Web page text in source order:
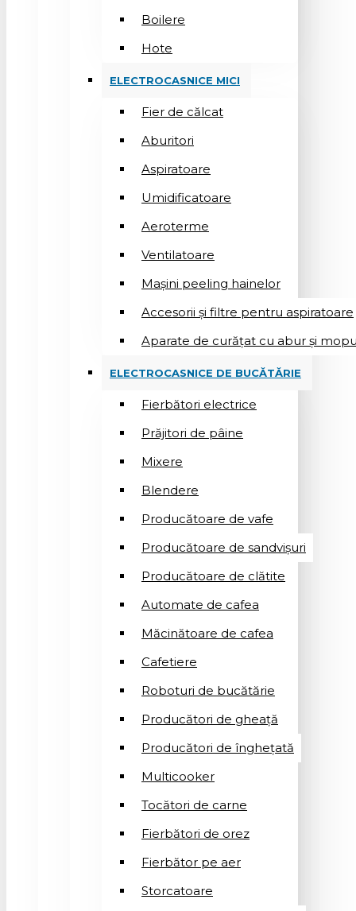
Boilere
Hote
ELECTROCASNICE MICI
Fier de călcat
Aburitori
Aspiratoare
Umidificatoare
Aeroterme
Ventilatoare
Mașini peeling hainelor
Accesorii și filtre pentru aspiratoare
Aparate de curățat cu abur și
ELECTROCASNICE DE BUCĂTĂRIE
Fierbători electrice
Prăjitori de pâine
Mixere
Blendere
Producătoare de vafe
Producătoare de sandvişuri
Producătoare de clătite
Automate de cafea
Măcinătoare de cafea
Cafetiere
Roboturi de bucătărie
Producători de gheață
Producători de înghețată
Multicooker
Tocători de carne
Fierbători de orez
Fierbător pe aer
Storcatoare